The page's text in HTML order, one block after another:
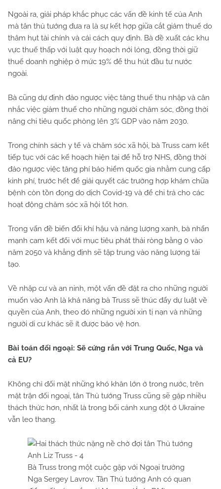
Ngoài ra, giải pháp khắc phục các vấn đề kinh tế của Anh
mà tân thủ tướng đưa ra là sự kết hợp giữa cắt giảm thuế do
thâm hụt tài chính và cải cách quy định. Bà đề xuất các khu
vực thuế thấp với luật quy hoạch nới lỏng, đồng thời giữ
thuế doanh nghiệp ở mức 19% để thu hút đầu tư nước
ngoài.
Bà cũng dự định đảo ngược việc tăng thuế thu nhập và cân
nhắc việc giảm thuế cho những người chăm sóc, đồng thời
nâng chi tiêu quốc phòng lên 3% GDP vào năm 2030.
Trong chính sách y tế và chăm sóc xã hội, bà Truss cam kết
tiếp tục với các kế hoạch hiện tại để hỗ trợ NHS, đồng thời
đảo ngược việc tăng phí bảo hiểm quốc gia nhằm cung cấp
kinh phí, trước hết để giải quyết các trường hợp khám chữa
bệnh còn tồn đọng do dịch Covid-19 và để chi trả cho các
hoạt động chăm sóc xã hội tốt hơn.
Trong vấn đề biến đổi khí hậu và năng lượng xanh, bà nhấn
mạnh cam kết đối với mục tiêu phát thải ròng bằng 0 vào
năm 2050 và khẳng định sẽ tập trung vào năng lượng tái
tạo.
Về nhập cư và an ninh, một vấn đề đặt ra cho những người
muốn vào Anh là khả năng bà Truss sẽ thúc đẩy dự luật về
quyền của Anh, theo đó những người xin tị nạn và những
người di cư khác sẽ ít được bảo vệ hơn.
Bài toán đối ngoại: Sẽ cứng rắn với Trung Quốc, Nga và
cả EU?
Không chỉ đối mặt những khó khăn lớn ở trong nước, trên
mặt trận đối ngoại, tân Thủ tướng Truss cũng sẽ gặp nhiều
thách thức hơn, nhất là trong bối cảnh xung đột ở Ukraine
vẫn leo thang.
Bà Truss trong một cuộc gặp với Ngoại trưởng
Nga Sergey Lavrov. Tân Thủ tướng Anh có quan